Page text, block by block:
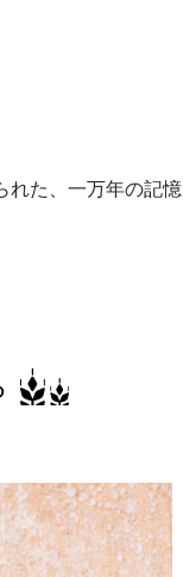
れた、一万年の記憶